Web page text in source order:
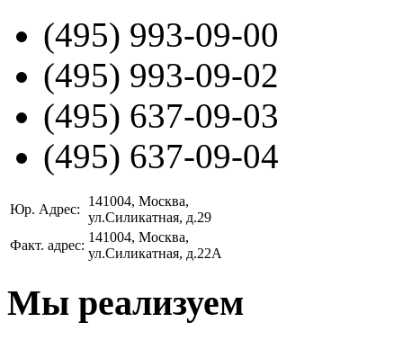
(495) 993-09-00
(495) 993-09-02
(495) 637-09-03
(495) 637-09-04
Юр. Адрес:
141004, Москва,
ул.Силикатная, д.29
Факт. адрес:
141004, Москва,
ул.Силикатная, д.22А
Мы реализуем